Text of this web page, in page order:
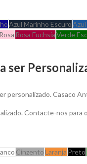
Azul Marinho Escuro
Rosa Rosa FuchsiaVerde
ser
personalizado. Casaco
Contacte-nos para
CinzentoLaranja Preto